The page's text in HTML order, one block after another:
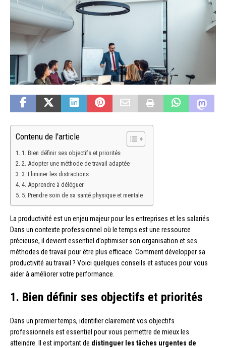
Contenu de l'article
1. Bien définir ses objectifs et priorités
2. Adopter une méthode de travail adaptée
3. Eliminer les distractions
4. Apprendre à déléguer
5. Prendre soin de sa santé physique et mentale
La productivité est un enjeu majeur pour les entreprises et les salariés.
Dans un contexte professionnel où le temps est une ressource
précieuse, il devient essentiel d’optimiser son organisation et ses
méthodes de travail pour être plus efficace. Comment développer sa
productivité au travail ? Voici quelques conseils et astuces pour vous
aider à améliorer votre performance.
1. Bien définir ses objectifs et priorités
Dans un premier temps, identifier clairement vos objectifs
professionnels est essentiel pour vous permettre de mieux les
atteindre. Il est important de distinguer les tâches urgentes de